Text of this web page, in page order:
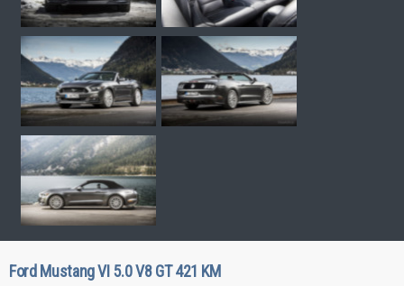
Ford Mustang VI 5.0 V8 GT 421 KM